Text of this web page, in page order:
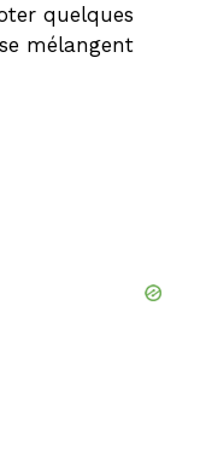
quelques
mélangent